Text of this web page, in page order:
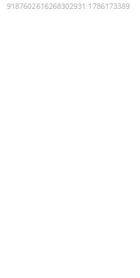
9187602616268302931 :1786173389